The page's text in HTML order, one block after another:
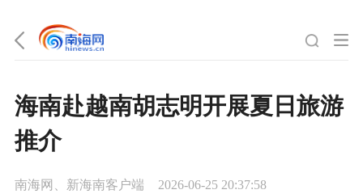
海南赴越南胡志明开展夏日旅游
推介
南海网、新海南客户端 2026-06-25 20:37:58